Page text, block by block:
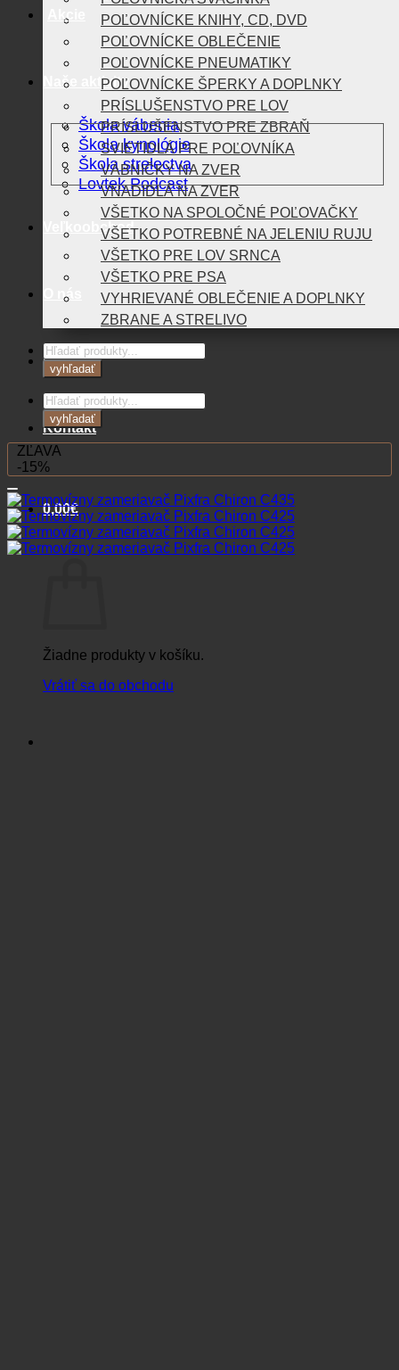
Akcie
Naše aktivity
Škola vábenia
Škola kynológie
Škola strelectva
Lovtek Podcast
Veľkoobchod
O nás
Blog
Kontakt
0,00€
Košík
Žiadne produkty v košíku.
Vrátiť sa do obchodu
POĽOVNÍCKE KNIHY, CD, DVD
POĽOVNÍCKE OBLEČENIE
POĽOVNÍCKE PNEUMATIKY
POĽOVNÍCKE ŠPERKY A DOPLNKY
PRÍSLUŠENSTVO PRE LOV
PRÍSLUŠENSTVO PRE ZBRAŇ
SVIETIDLÁ PRE POĽOVNÍKA
VÁBNIČKY NA ZVER
VNADIDLÁ NA ZVER
VŠETKO NA SPOLOČNÉ POĽOVAČKY
VŠETKO POTREBNÉ NA JELENIU RUJU
VŠETKO PRE LOV SRNCA
VŠETKO PRE PSA
VYHRIEVANÉ OBLEČENIE A DOPLNKY
ZBRANE A STRELIVO
Products
search
vyhľadať
Products
search
vyhľadať
ZĽAVA
-15%